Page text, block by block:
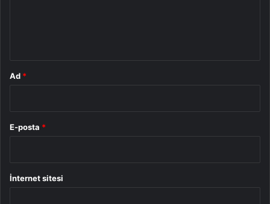
Ad *
E-posta *
İnternet sitesi